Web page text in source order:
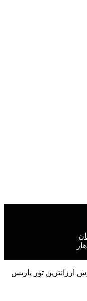
ارزانترین تور پاریس